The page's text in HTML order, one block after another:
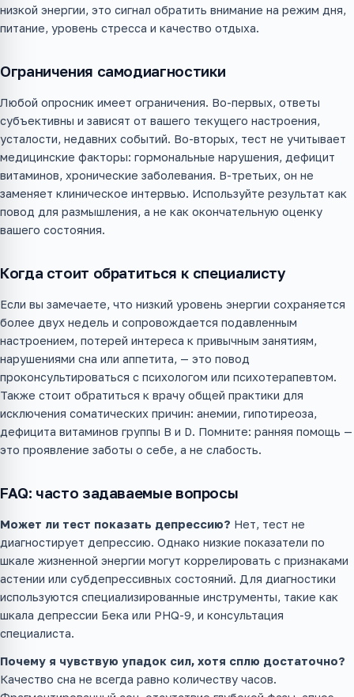
низкой энергии, это сигнал обратить внимание на режим дня,
питание, уровень стресса и качество отдыха.
Ограничения самодиагностики
Любой опросник имеет ограничения. Во-первых, ответы
субъективны и зависят от вашего текущего настроения,
усталости, недавних событий. Во-вторых, тест не учитывает
медицинские факторы: гормональные нарушения, дефицит
витаминов, хронические заболевания. В-третьих, он не
заменяет клиническое интервью. Используйте результат как
повод для размышления, а не как окончательную оценку
вашего состояния.
Когда стоит обратиться к специалисту
Если вы замечаете, что низкий уровень энергии сохраняется
более двух недель и сопровождается подавленным
настроением, потерей интереса к привычным занятиям,
нарушениями сна или аппетита, — это повод
проконсультироваться с психологом или психотерапевтом.
Также стоит обратиться к врачу общей практики для
исключения соматических причин: анемии, гипотиреоза,
дефицита витаминов группы B и D. Помните: ранняя помощь —
это проявление заботы о себе, а не слабость.
FAQ: часто задаваемые вопросы
Может ли тест показать депрессию? Нет, тест не
диагностирует депрессию. Однако низкие показатели по
шкале жизненной энергии могут коррелировать с признаками
астении или субдепрессивных состояний. Для диагностики
используются специализированные инструменты, такие как
шкала депрессии Бека или PHQ-9, и консультация
специалиста.
Почему я чувствую упадок сил, хотя сплю достаточно?
Качество сна не всегда равно количеству часов.